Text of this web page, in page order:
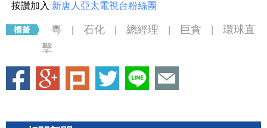
按讚加入 新唐人亞太電視台粉絲團
粵 石化 總經理 巨貪
環球直
擊